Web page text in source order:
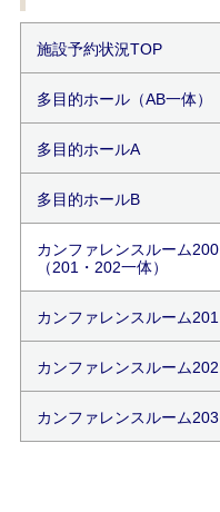
施設予約状況TOP
多目的ホール（AB一体）
多目的ホールA
多目的ホールB
カンファレンスルーム200
（201・202一体）
カンファレンスルーム201
カンファレンスルーム202
カンファレンスルーム203